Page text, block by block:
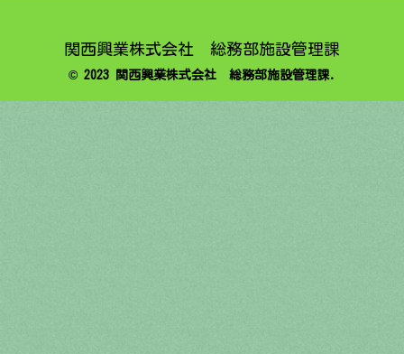
関西興業株式会社 総務部施設管理課
© 2023 関西興業株式会社 総務部施設管理課.